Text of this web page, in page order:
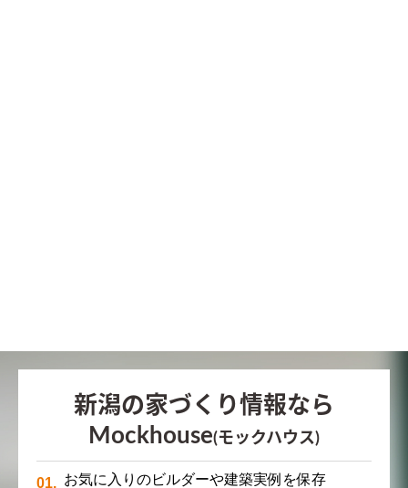
新潟の家づくり情報なら
Mockhouse(モックハウス)
お気に入りのビルダーや建築実例を保存